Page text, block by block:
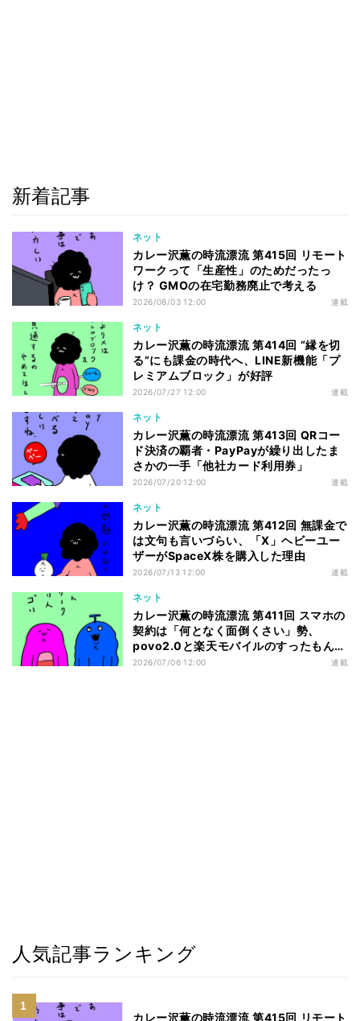
新着記事
ネット
カレー沢薫の時流漂流 第415回 リモート
ワークって「生産性」のためだったっ
け？ GMOの在宅勤務廃止で考える
2026/08/03 12:00 連載
ネット
カレー沢薫の時流漂流 第414回 “縁を切
る”にも課金の時代へ、LINE新機能「プ
レミアムブロック」が好評
2026/07/27 12:00 連載
ネット
カレー沢薫の時流漂流 第413回 QRコー
ド決済の覇者・PayPayが繰り出したま
さかの一手「他社カード利用券」
2026/07/20 12:00 連載
ネット
カレー沢薫の時流漂流 第412回 無課金で
は文句も言いづらい、「X」ヘビーユー
ザーがSpaceX株を購入した理由
2026/07/13 12:00 連載
ネット
カレー沢薫の時流漂流 第411回 スマホの
契約は「何となく面倒くさい」勢、
povo2.0と楽天モバイルのすったもんだ
を眺める
2026/07/06 12:00 連載
人気記事ランキング
カレー沢薫の時流漂流 第415回 リモート